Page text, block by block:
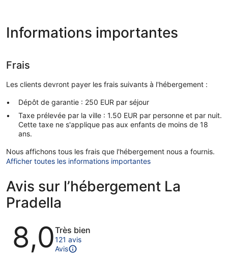
Informations importantes
Frais
Les clients devront payer les frais suivants à l'hébergement :
Dépôt de garantie : 250 EUR par séjour
Taxe prélevée par la ville : 1.50 EUR par personne et par nuit.
Cette taxe ne s'applique pas aux enfants de moins de 18
ans.
Nous affichons tous les frais que l'hébergement nous a fournis.
Afficher toutes les informations importantes
Avis sur l’hébergement La
Pradella
Avis
8,0Très bien
121 avis
Avis